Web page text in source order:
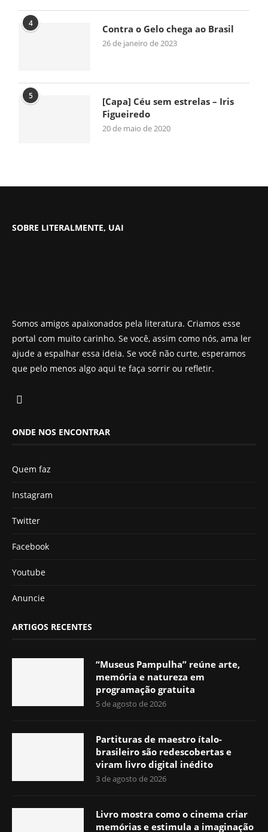
4 Contra o Gelo chega ao Brasil
26 de janeiro de 2023
5
[Capa] Céu sem estrelas – Iris
Figueiredo
20 de maio de 2020
SOBRE LITERALMENTE, UAI
Somos amigos apaixonados pela literatura. Criamos esse
portal com muito carinho. Se você, assim como nós, ama ler
ajude a espalhar essa ideia. Se você não curte, esperamos
que pelo menos algo aqui te faça sorrir ou refletir.
ONDE NOS ENCONTRAR
Quem faz
Instagram
Twitter
Facebook
Youtube
Anuncie
ARTIGOS RECENTES
“Museus Pampulha” reúne arte,
memória e natureza em
programação gratuita
5 de agosto de 2026
Partituras de maestro ítalo-
brasileiro são redescobertas e
viram livro digital inédito
3 de agosto de 2026
Livro mostra como o cinema criar
memórias e estimula a imaginação